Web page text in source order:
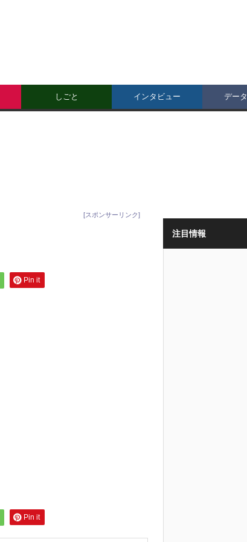
しごと インタビュー デー
[スポンサーリンク]
Pin it
Pin it
注目情報